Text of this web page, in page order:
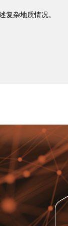
复杂地质情况。